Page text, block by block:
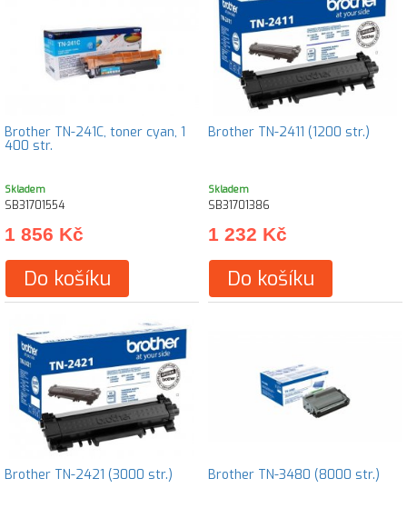
Brother TN-241C, toner cyan, 1
400 str.
Skladem
SB31701554
1 856 Kč
Do košíku
Brother TN-2411 (1200 str.)
Skladem
SB31701386
1 232 Kč
Do košíku
Brother TN-2421 (3000 str.) Brother TN-3480 (8000 str.)